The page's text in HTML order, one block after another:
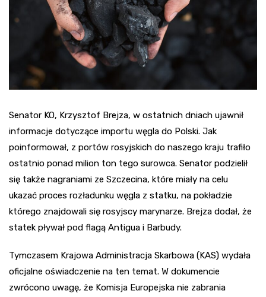
Senator KO, Krzysztof Brejza, w ostatnich dniach ujawnił
informacje dotyczące importu węgla do Polski. Jak
poinformował, z portów rosyjskich do naszego kraju trafiło
ostatnio ponad milion ton tego surowca. Senator podzielił
się także nagraniami ze Szczecina, które miały na celu
ukazać proces rozładunku węgla z statku, na pokładzie
którego znajdowali się rosyjscy marynarze. Brejza dodał, że
statek pływał pod flagą Antigua i Barbudy.
Tymczasem Krajowa Administracja Skarbowa (KAS) wydała
oficjalne oświadczenie na ten temat. W dokumencie
zwrócono uwagę, że Komisja Europejska nie zabrania